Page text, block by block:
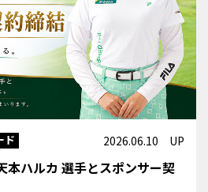
ド 2026.06.10 UP
本ハルカ 選手とスポンサー契